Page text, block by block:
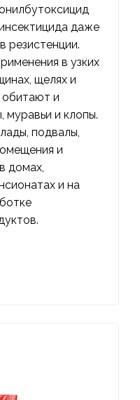
даже
резистенции.
в узких
щелях и
обитают и
и клопы.
подвалы,
и
домах,
и на